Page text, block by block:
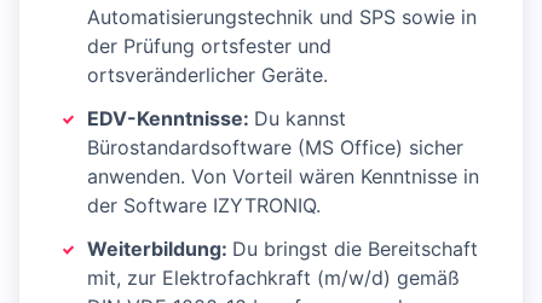
Automatisierungstechnik und SPS sowie in
der Prüfung ortsfester und
ortsveränderlicher Geräte.
EDV-Kenntnisse: Du kannst
Bürostandardsoftware (MS Office) sicher
anwenden. Von Vorteil wären Kenntnisse in
der Software IZYTRONIQ.
Weiterbildung: Du bringst die Bereitschaft
mit, zur Elektrofachkraft (m/w/d) gemäß